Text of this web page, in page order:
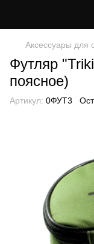
Аксессуары для
Футляр
поясное)
Артикул: 0ФУТ3